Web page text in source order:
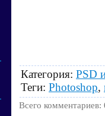
Категория: PSD
Теги: Photoshop,
Всего комментариев: